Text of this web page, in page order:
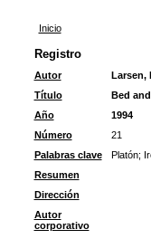
Inicio
Registro
Autor
Larsen,
Título
Bed
Año
1994
Número
21
Palabras clave
Platón;
Resumen
Dirección
Autor
corporativo